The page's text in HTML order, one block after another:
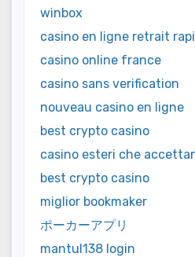
winbox
casino en ligne retrait
casino online france
casino sans verification
nouveau casino en ligne
best crypto casino
casino esteri che
best crypto casino
miglior bookmaker
ポーカーアプリ
mantul138 login